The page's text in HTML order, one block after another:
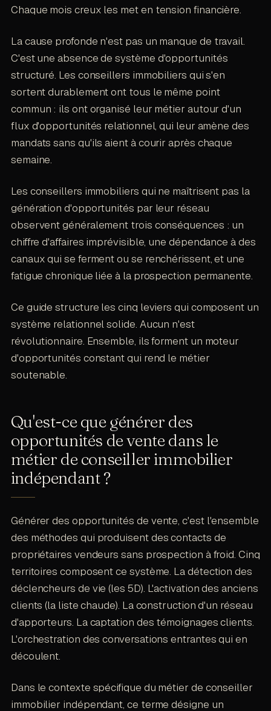
Chaque mois creux les met en tension financière.
La cause profonde n'est pas un manque de travail.
C'est une absence de système d'opportunités
structuré. Les conseillers immobiliers qui s'en
sortent durablement ont tous le même point
commun : ils ont organisé leur métier autour d'un
flux d'opportunités relationnel, qui leur amène des
mandats sans qu'ils aient à courir après chaque
semaine.
Les conseillers immobiliers qui ne maîtrisent pas la
génération d'opportunités par leur réseau
observent généralement trois conséquences : un
chiffre d'affaires imprévisible, une dépendance à des
canaux qui se ferment ou se renchérissent, et une
fatigue chronique liée à la prospection permanente.
Ce guide structure les cinq leviers qui composent un
système relationnel solide. Aucun n'est
révolutionnaire. Ensemble, ils forment un moteur
d'opportunités constant qui rend le métier
soutenable.
Qu'est-ce que générer des
opportunités de vente dans le
métier de conseiller immobilier
indépendant ?
Générer des opportunités de vente, c'est l'ensemble
des méthodes qui produisent des contacts de
propriétaires vendeurs sans prospection à froid. Cinq
territoires composent ce système. La détection des
déclencheurs de vie (les 5D). L'activation des anciens
clients (la liste chaude). La construction d'un réseau
d'apporteurs. La captation des témoignages clients.
L'orchestration des conversations entrantes qui en
découlent.
Dans le contexte spécifique du métier de conseiller
immobilier indépendant, ce terme désigne un